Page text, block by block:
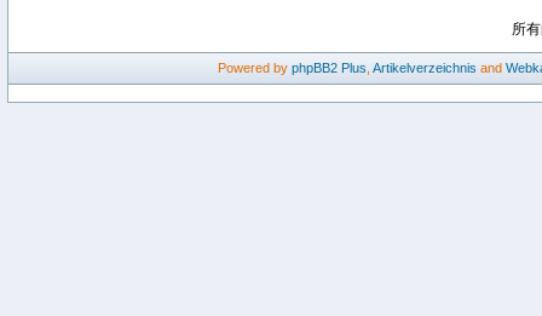
所
Powered by phpBB2 Plus Artikelverzeichnis and